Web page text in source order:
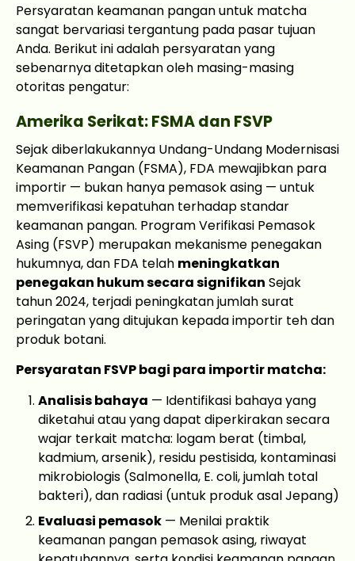
Persyaratan keamanan pangan untuk matcha
sangat bervariasi tergantung pada pasar tujuan
Anda. Berikut ini adalah persyaratan yang
sebenarnya ditetapkan oleh masing-masing
otoritas pengatur:
Amerika Serikat: FSMA dan FSVP
Sejak diberlakukannya Undang-Undang Modernisasi
Keamanan Pangan (FSMA), FDA mewajibkan para
importir — bukan hanya pemasok asing — untuk
memverifikasi kepatuhan terhadap standar
keamanan pangan. Program Verifikasi Pemasok
Asing (FSVP) merupakan mekanisme penegakan
hukumnya, dan FDA telah meningkatkan
penegakan hukum secara signifikan Sejak
tahun 2024, terjadi peningkatan jumlah surat
peringatan yang ditujukan kepada importir teh dan
produk botani.
Persyaratan FSVP bagi para importir matcha:
Analisis bahaya — Identifikasi bahaya yang
diketahui atau yang dapat diperkirakan secara
wajar terkait matcha: logam berat (timbal,
kadmium, arsenik), residu pestisida, kontaminasi
mikrobiologis (Salmonella, E. coli, jumlah total
bakteri), dan radiasi (untuk produk asal Jepang)
Evaluasi pemasok — Menilai praktik
keamanan pangan pemasok asing, riwayat